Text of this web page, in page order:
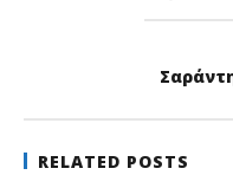
RELATED POSTS